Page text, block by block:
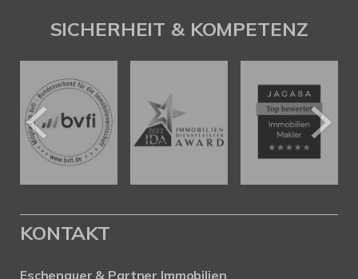
SICHERHEIT & KOMPETENZ
KONTAKT
Eschenauer & Partner Immobilien